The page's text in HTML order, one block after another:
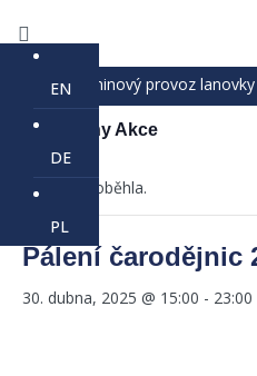
Prázdninový provoz lanovky
EN
DE
PL
« Všechny Akce
akce již proběhla.
Pálení čarodějnic
30. dubna, 2025 @ 15:00 - 23:00